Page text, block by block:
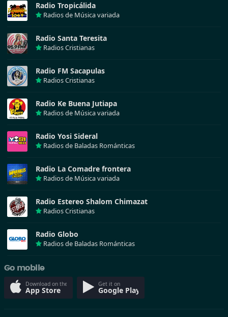
Radio Tropicálida
Radios de Música variada
Radio Santa Teresita
Radios Cristianas
Radio FM Sacapulas
Radios Cristianas
Radio Ke Buena Jutiapa
Radios de Música variada
Radio Yosi Sideral
Radios de Baladas Románticas
Radio La Comadre frontera
Radios de Música variada
Radio Estereo Shalom Chimazat
Radios Cristianas
Radio Globo
Radios de Baladas Románticas
Go mobile
Download on the
App Store
Get it on
Google Play